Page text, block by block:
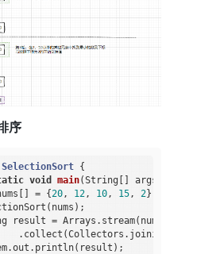
序
SelectionSort {
void main(String[] args)
= {20, 12, 10, 15, 2};
result =
.collect(Collectors.joining(